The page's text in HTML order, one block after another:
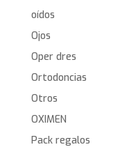
oídos
Ojos
Oper dres
Ortodoncias
Otros
OXIMEN
Pack regalos